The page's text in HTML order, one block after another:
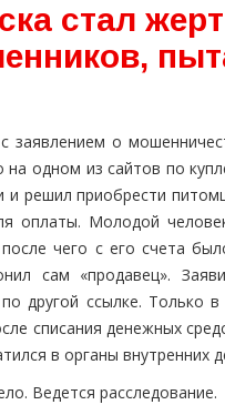
стал
о
одном из сайтов по
решил приобрести
оплаты. Молодой
чего с его счета
сам «продавец».
другой ссылке. Только
списания денежных
в органы внутренних
Ведется расследование.